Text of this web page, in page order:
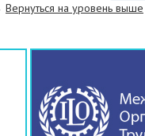
Вернуться на уровень выше